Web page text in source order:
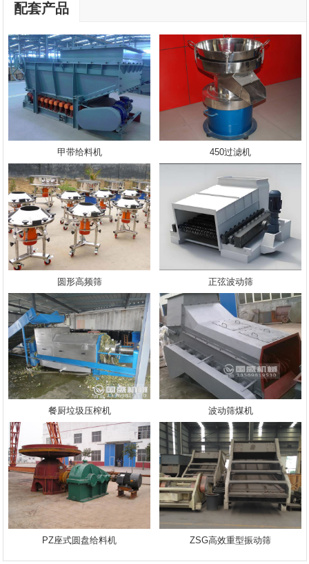
配套产品
甲带给料机 450过滤机
圆形高频筛 正弦波动筛
餐厨垃圾压榨机 波动筛煤机
PZ座式圆盘给料机 ZSG高效重型振动筛